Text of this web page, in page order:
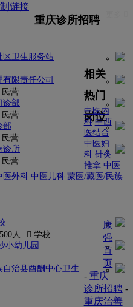
链接
重庆诊所招聘
区卫生服务站
限责任公司
民营
诊部
民营
部
民营
诊所
民营
相关
热门
岗位
中医内
科 中西
医结合
中医妇
科 针灸
推拿 中医
医外科 中医儿科 蒙医/藏医/民族
人
 学校
小幼儿园
治县酉酬中心卫生
康
强
首
页
- 重庆
诊所招聘-
重庆治善